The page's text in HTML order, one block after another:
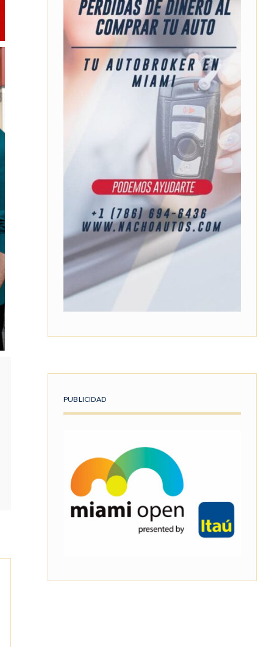
PUBLICIDAD